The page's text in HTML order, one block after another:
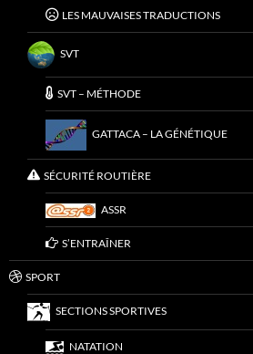
LES MAUVAISES TRADUCTIONS
SVT
SVT – MÉTHODE
GATTACA – LA GÉNÉTIQUE
SÉCURITÉ ROUTIÈRE
ASSR
S’ENTRAÎNER
SPORT
SECTIONS SPORTIVES
NATATION